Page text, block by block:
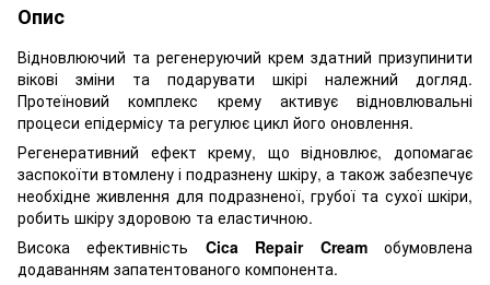
Опис
Відновлюючий та регенеруючий крем здатний призупинити
вікові зміни та подарувати шкірі належний догляд.
Протеїновий комплекс крему активує відновлювальні
процеси епідермісу та регулює цикл його оновлення.
Регенеративний ефект крему, що відновлює, допомагає
заспокоїти втомлену і подразнену шкіру, а також забезпечує
необхідне живлення для подразненої, грубої та сухої шкіри,
робить шкіру здоровою та еластичною.
Висока ефективність Cica Repair Creamобумовлена
додаванням запатентованого компонента.